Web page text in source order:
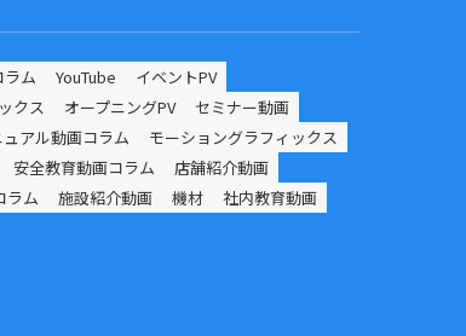
ラム YouTube
イベントPV
クス オープニングPV
セミナー動画
ュアル動画コラム
モーショングラフィックス
安全教育動画コラム
店舗紹介動画
ラム 施設紹介動画 機材
社内教育動画